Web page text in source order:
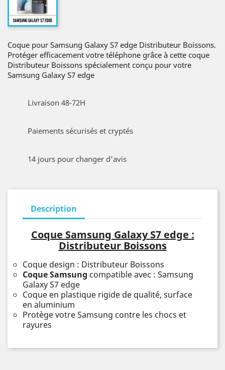
Coque pour Samsung Galaxy S7 edge Distributeur Boissons.
Protéger efficacement votre téléphone grâce à cette coque
Distributeur Boissons spécialement conçu pour votre
Samsung Galaxy S7 edge
Livraison 48-72H
Paiements sécurisés et cryptés
14 jours pour changer d'avis
Description
Coque Samsung Galaxy S7 edge :
Distributeur Boissons
Coque design : Distributeur Boissons
Coque Samsung compatible avec : Samsung
Galaxy S7 edge
Coque en plastique rigide de qualité, surface
en aluminium
Protège votre Samsung contre les chocs et
rayures